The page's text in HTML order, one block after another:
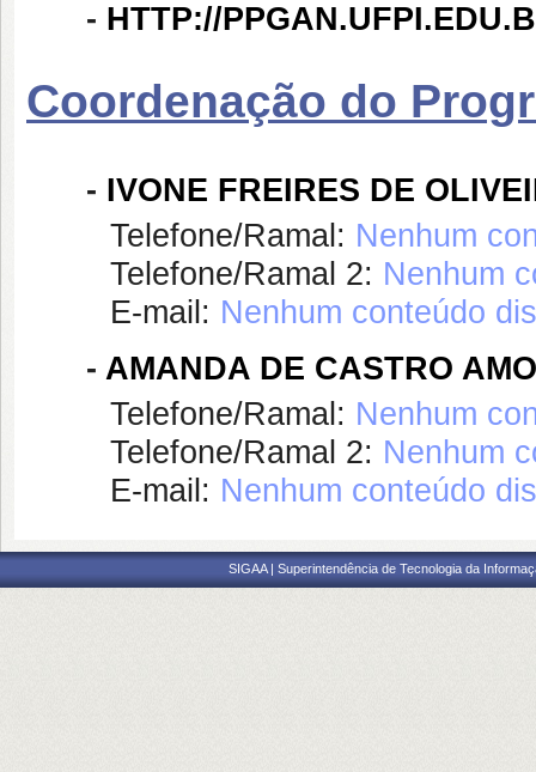
- HTTP://
Coordenação do
- IVONE FREIRES DE
Telefone/Ramal: Nenhum
Telefone/Ramal 2: Nenhum
E-mail: Nenhum conteúdo
- AMANDA DE CASTRO
Telefone/Ramal: Nenhum
Telefone/Ramal 2: Nenhum
E-mail: Nenhum conteúdo
SIGAA | Superintendência de Tecnologia da